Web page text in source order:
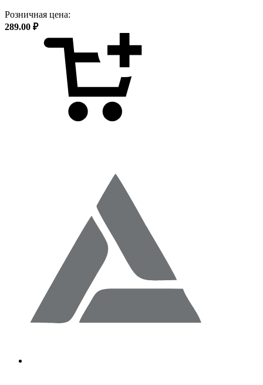
Розничная цена:
289.00 ₽